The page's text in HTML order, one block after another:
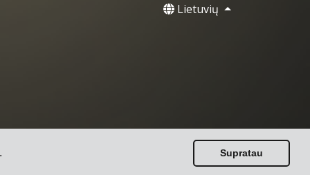
Supratau
Lietuvių